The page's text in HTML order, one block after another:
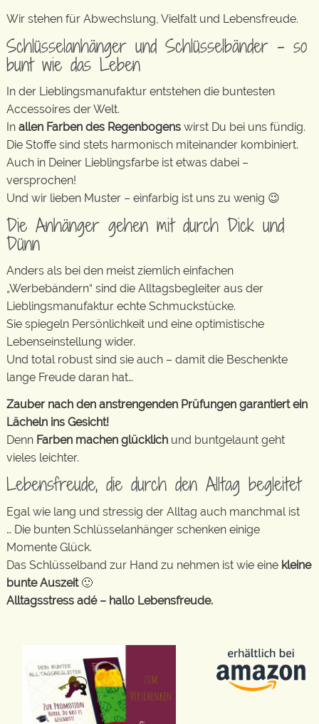
Wir stehen für Abwechslung, Vielfalt und Lebensfreude.
Schlüsselanhänger und Schlüsselbänder – so
bunt wie das Leben
In der Lieblingsmanufaktur entstehen die buntesten
Accessoires der Welt.
In allen Farben des Regenbogens wirst Du bei uns fündig.
Die Stoffe sind stets harmonisch miteinander kombiniert.
Auch in Deiner Lieblingsfarbe ist etwas dabei –
versprochen!
Und wir lieben Muster – einfarbig ist uns zu wenig 😉
Die Anhänger gehen mit durch Dick und
Dünn
Anders als bei den meist ziemlich einfachen
„Werbebändern“ sind die Alltagsbegleiter aus der
Lieblingsmanufaktur echte Schmuckstücke.
Sie spiegeln Persönlichkeit und eine optimistische
Lebenseinstellung wider.
Und total robust sind sie auch – damit die Beschenkte
lange Freude daran hat…
Zauber nach den anstrengenden Prüfungen garantiert ein
Lächeln ins Gesicht!
Denn Farben machen glücklich und buntgelaunt geht
vieles leichter.
Lebensfreude, die durch den Alltag begleitet
Egal wie lang und stressig der Alltag auch manchmal ist
… Die bunten Schlüsselanhänger schenken einige
Momente Glück.
Das Schlüsselband zur Hand zu nehmen ist wie eine kleine
bunte Auszeit🙂
Alltagsstress adé – hallo Lebensfreude.